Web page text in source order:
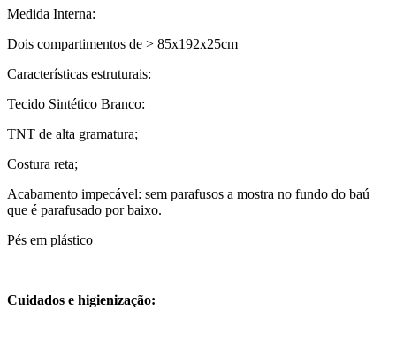
Medida Interna:
Dois compartimentos de > 85x192x25cm
Características estruturais:
Tecido Sintético Branco:
TNT de alta gramatura;
Costura reta;
Acabamento impecável: sem parafusos a mostra no fundo do baú
que é parafusado por baixo.
Pés em plástico
Cuidados e higienização: